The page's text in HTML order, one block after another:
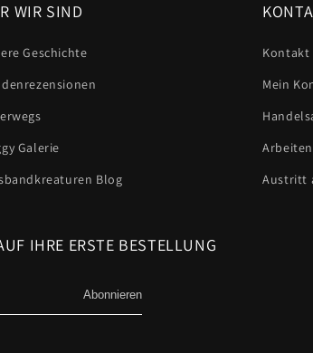
WIR SIND
Geschichte
Galerie
Blog
Kontakt
Mein
Austritt
IHRE ERSTE BESTELLUNG
Abonnieren